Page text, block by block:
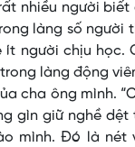
nhiều người biết
làng số người
người chịu học.
làng động
cha ông mình.
gìn giữ nghề
mình. Đó là nét